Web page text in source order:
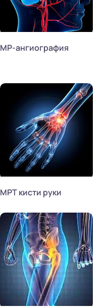
МР-ангиография
МРТ кисти руки